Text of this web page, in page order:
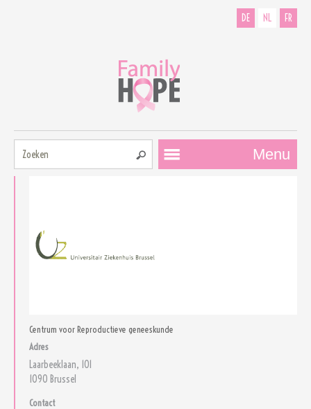
DE NL FR
Menu
Centrum voor Reproductieve geneeskunde
Adres
Laarbeeklaan, 101
1090 Brussel
Contact